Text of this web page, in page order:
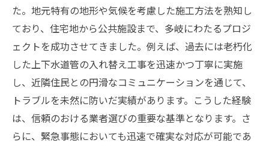
た。地元特有の地形や気候を考慮した施工方法を熟知し
ており、住宅地から公共施設まで、多岐にわたるプロジ
ェクトを成功させてきました。例えば、過去には老朽化
した上下水道管の入れ替え工事を迅速かつ丁寧に実施
し、近隣住民との円滑なコミュニケーションを通じて、
トラブルを未然に防いだ実績があります。こうした経験
は、信頼のおける業者選びの重要な基準となります。さ
らに、緊急事態においても迅速で確実な対応が可能であ